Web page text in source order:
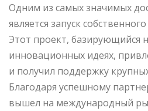
Одним из самых значимых
является запуск
Этот проект, базирующийся
инновационных идеях,
и получил поддержку
Благодаря успешному
вышел на международный